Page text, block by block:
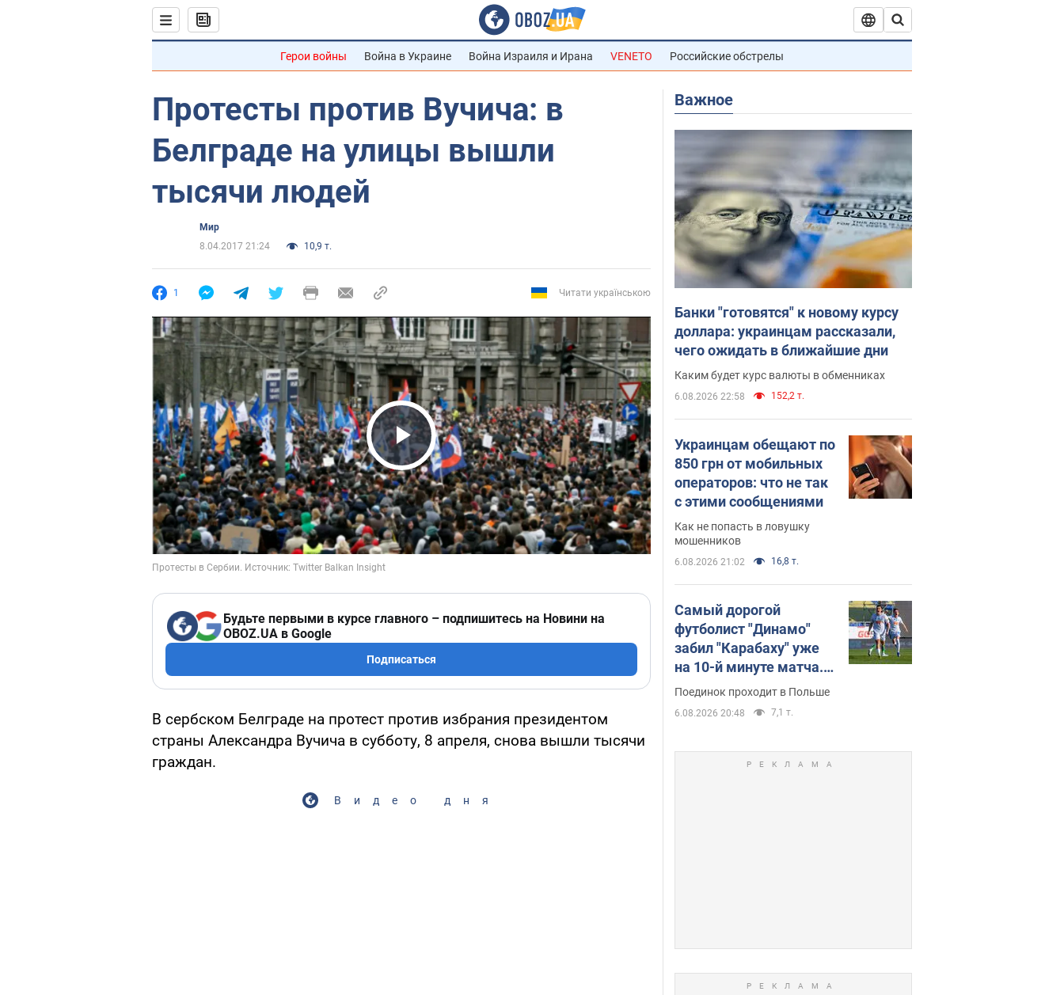
Герои войны Война в Украине Война Израиля и Ирана VENETO Российские обстрелы
Протесты против Вучича: в
Белграде на улицы вышли
тысячи людей
Мир
8.04.2017 21:24
10,9 т.
1 Читати українською
Play Video
Будьте первыми в курсе главного – подпишитесь на Новини на
OBOZ.UA в Google
Подписаться
В сербском Белграде на протест против избрания президентом
страны Александра Вучича в субботу, 8 апреля, снова вышли тысячи
граждан.
Видео дня
Важное
Банки "готовятся" к новому курсу
доллара: украинцам рассказали,
чего ожидать в ближайшие дни
Каким будет курс валюты в обменниках
6.08.2026 22:58 152,2 т.
Украинцам обещают по
850 грн от мобильных
операторов: что не так
с этими сообщениями
Как не попасть в ловушку
мошенников
6.08.2026 21:02 16,8 т.
Самый дорогой
футболист "Динамо"
забил "Карабаху" уже
на 10-й минуте матча.
Видео
Поединок проходит в Польше
6.08.2026 20:48 7,1 т.